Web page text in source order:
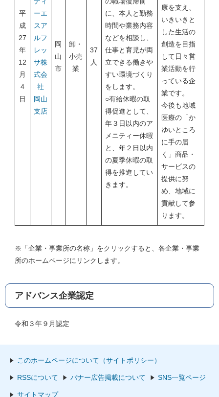
平
成
27
年
12
月
4
日
ーエ
スア
ルフ
レッ
サ株
式会
社
岡山
支店
岡
山
市
卸・
小売
業
37
人
に、本人と勤務
時間や業務内容
などを相談し、
仕事と育児が両
立できる働きや
すい環境づくり
をします。
○有給休暇の取
得促進として、
年３日以内のア
メニティー休暇
と、年２日以内
の夏季休暇の取
得を推進してい
きます。
康を支え、
いきいきと
した生活の
創造を目指
して日々営
業活動を行
っている企
業です。
今後も地域
医療の「か
ゆいところ
に手の届
く」商品・
サービスの
提供に努
め、地域に
貢献して参
ります。
※「企業・事業所の名称」をクリックすると、各企業・事業
所のホームページにリンクします。
アドバンス企業認定
令和３年９月認定
このホームページについて（サイトポリシー）
RSSについて バナー広告掲載について SNS一覧ページ
サイトマップ